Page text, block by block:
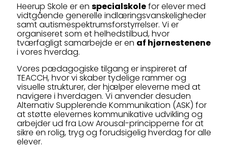
Heerup Skole er en specialskolefor elever med
vidtgående generelle indlæringsvanskeligheder
samt autismespektrumsforstyrrelser. Vi er
organiseret som et helhedstilbud, hvor
tværfagligt samarbejde er en af hjørnestenene
i vores hverdag.
Vores pædagogiske tilgang er inspireret af
TEACCH, hvor vi skaber tydelige rammer og
visuelle strukturer, der hjælper eleverne med at
navigere i hverdagen. Vi anvender desuden
Alternativ Supplerende Kommunikation (ASK) for
at støtte elevernes kommunikative udvikling og
arbejder ud fra Low Arousal-principperne for at
sikre en rolig, tryg og forudsigelig hverdag for alle
elever.